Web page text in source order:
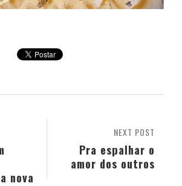
NEXT POST
Pra espalhar o
amor dos outros
nova